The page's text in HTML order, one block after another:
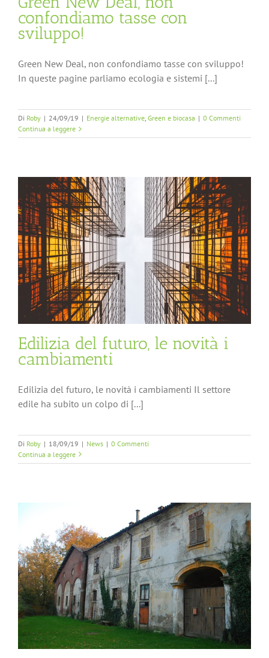
confondiamo tasse con
sviluppo!
Green New Deal, non confondiamo tasse con sviluppo!
In queste pagine parliamo ecologia e sistemi [...]
Di Roby | 24/09/19 | Energie alternative, Green e biocasa | 0 Commenti
Continua a leggere
Edilizia del futuro, le novità i
cambiamenti
Edilizia del futuro, le novità i cambiamenti Il settore
edile ha subito un colpo di [...]
Di Roby | 18/09/19 | News | 0 Commenti
Continua a leggere